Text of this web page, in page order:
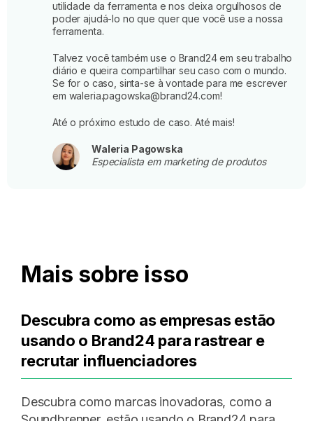
utilidade da ferramenta e nos deixa orgulhosos de
poder ajudá-lo no que quer que você use a nossa
ferramenta.
Talvez você também use o Brand24 em seu trabalho
diário e queira compartilhar seu caso com o mundo.
Se for o caso, sinta-se à vontade para me escrever
em waleria.pagowska@brand24.com!
Até o próximo estudo de caso. Até mais!
Waleria Pagowska
Especialista em marketing de produtos
Mais sobre isso
Descubra como as empresas estão
usando o Brand24 para rastrear e
recrutar influenciadores
Descubra como marcas inovadoras, como a